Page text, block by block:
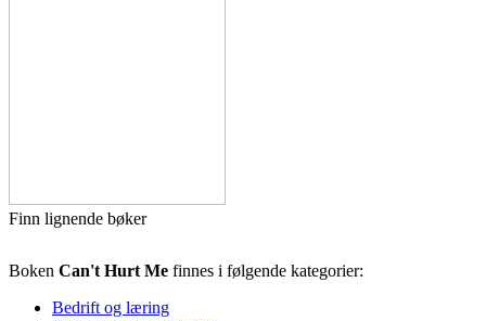
Finn lignende bøker
Boken Can't Hurt Me finnes i følgende kategorier:
Bedrift og læring